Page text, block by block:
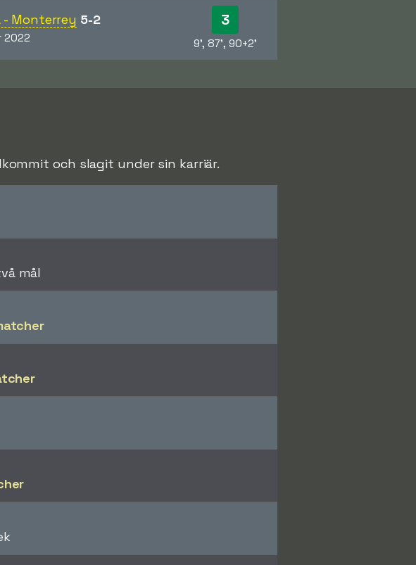
- Monterrey 5-2
2022
3
9', 87', 90+2'
och slagit under sin karriär.
mål